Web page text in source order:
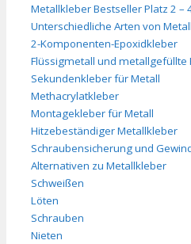
Metallkleber Bestseller Platz 2 –
Unterschiedliche Arten von
2-Komponenten-Epoxidkleber
Flüssigmetall und metallgefüllte
Sekundenkleber für Metall
Methacrylatkleber
Montagekleber für Metall
Hitzebeständiger Metallkleber
Schraubensicherung und
Alternativen zu Metallkleber
Schweißen
Löten
Schrauben
Nieten